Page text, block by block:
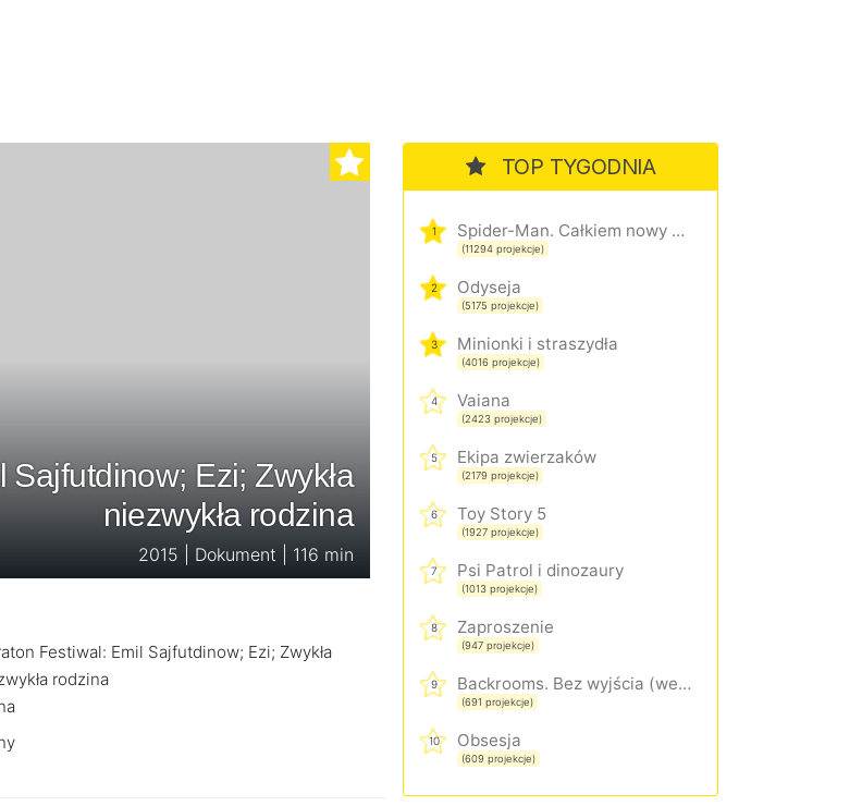
Ezi; Zwykła
niezwykła rodzina
2015 | Dokument | 116 min
Festiwal: Emil Sajfutdinow; Ezi; Zwykła
rodzina
TOP TYGODNIA
1 Spider-Man. Całkiem nowy dzień
(11294 projekcje)
2 Odyseja
(5175 projekcje)
3 Minionki i straszydła
(4016 projekcje)
4 Vaiana
(2423 projekcje)
5 Ekipa zwierzaków
(2179 projekcje)
6 Toy Story 5
(1927 projekcje)
7 Psi Patrol i dinozaury
(1013 projekcje)
8 Zaproszenie
(947 projekcje)
9 Backrooms. Bez wyjścia (wersja rozszerzona)
(691 projekcje)
10 Obsesja
(609 projekcje)